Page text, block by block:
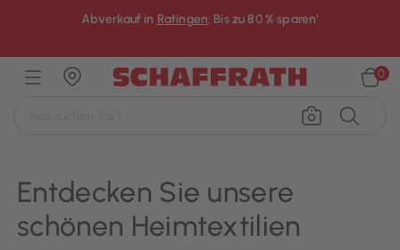
Abverkauf in Ratingen: Bis zu 80 % sparen¹
0
Entdecken Sie unsere
schönen Heimtextilien